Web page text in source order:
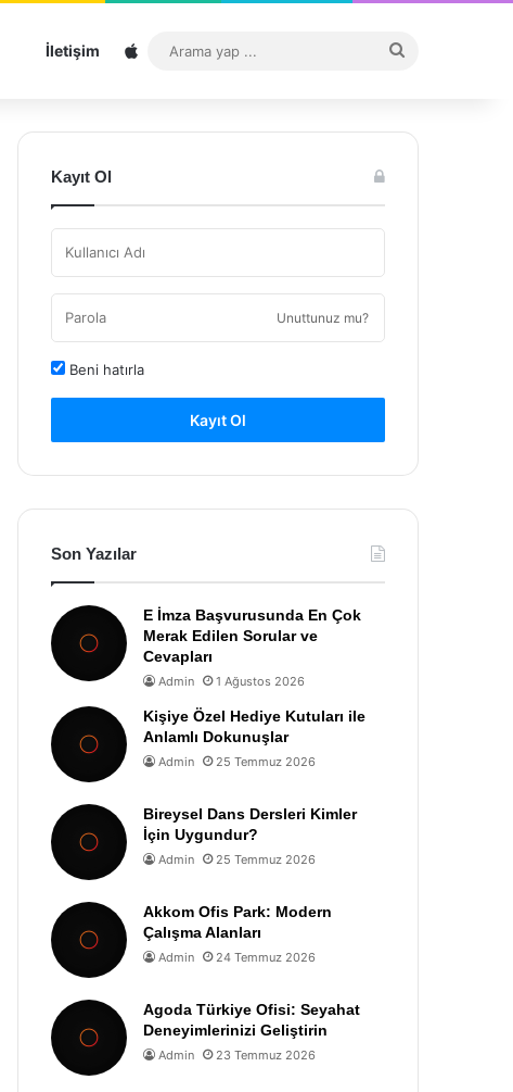
İletişim Sitemap
...
Kayıt Ol
Unuttunuz mu?
Beni hatırla
Kayıt Ol
Son Yazılar
E İmza Başvurusunda En Çok
Merak Edilen Sorular ve
Cevapları
Admin 1 Ağustos 2026
Kişiye Özel Hediye Kutuları ile
Anlamlı Dokunuşlar
Admin 25 Temmuz 2026
Bireysel Dans Dersleri Kimler
İçin Uygundur?
Admin 25 Temmuz 2026
Akkom Ofis Park: Modern
Çalışma Alanları
Admin 24 Temmuz 2026
Agoda Türkiye Ofisi: Seyahat
Deneyimlerinizi Geliştirin
Admin 23 Temmuz 2026